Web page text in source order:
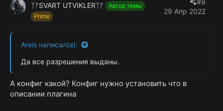
ᛉᚠSVART UTVIKLERᛉᚠ
Автор темы
Prime
29 Апр 2022
Areis написал(а):
Да все разрешения выданы.
А конфиг какой? Конфиг нужно установить что в
описании плагина